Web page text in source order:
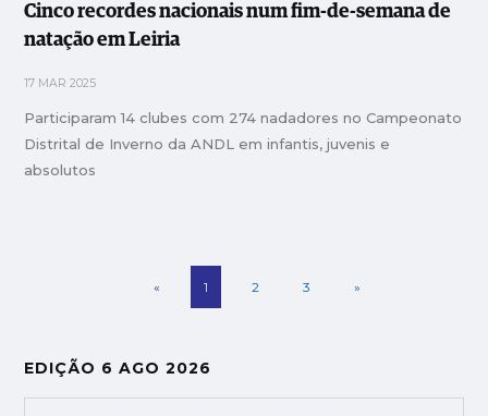
Cinco recordes nacionais num fim-de-semana de
natação em Leiria
17 MAR 2025
Participaram 14 clubes com 274 nadadores no Campeonato
Distrital de Inverno da ANDL em infantis, juvenis e
absolutos
« 1 2 3 »
EDIÇÃO 6 AGO 2026